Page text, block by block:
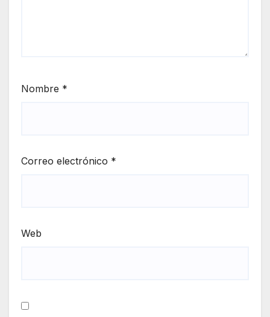
Nombre *
Correo electrónico *
Web